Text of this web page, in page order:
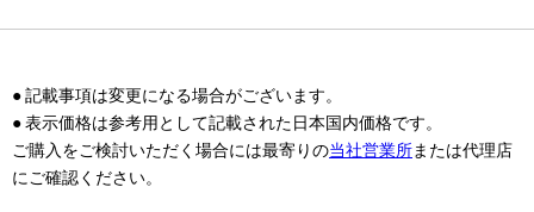
● 記載事項は変更になる場合がございます。
● 表示価格は参考用として記載された日本国内価格です。
ご購入をご検討いただく場合には最寄りの当社営業所または代理店
にご確認ください。